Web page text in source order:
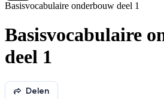
Basisvocabulaire onderbouw deel 1
Basisvocabulaire
deel 1
Delen